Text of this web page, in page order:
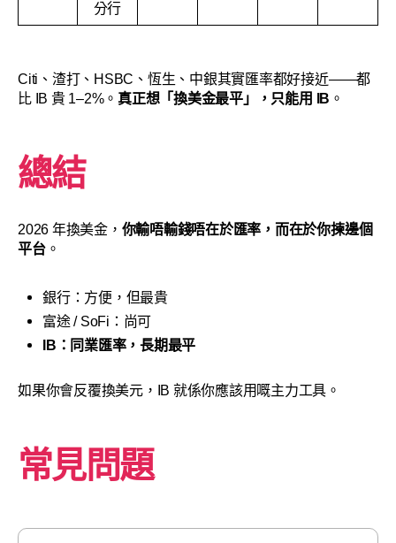
分行
Citi、渣打、HSBC、恆生、中銀其實匯率都好接近——都
比 IB 貴 1–2%。 真正想「換美金最平」，只能用 IB 。
總結
2026 年換美金， 你輸唔輸錢唔在於匯率，而在於你揀邊個
平台。
銀行：方便，但最貴
富途 / SoFi：尚可
IB：同業匯率，長期最平
如果你會反覆換美元，IB 就係你應該用嘅主力工具。
常見問題